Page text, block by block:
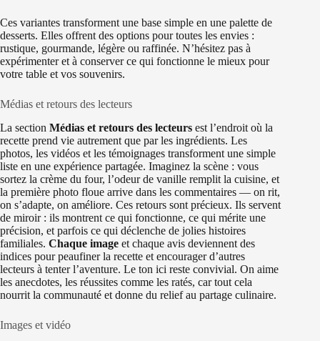
Ces variantes transforment une base simple en une palette de
desserts. Elles offrent des options pour toutes les envies :
rustique, gourmande, légère ou raffinée. N’hésitez pas à
expérimenter et à conserver ce qui fonctionne le mieux pour
votre table et vos souvenirs.
Médias et retours des lecteurs
La section Médias et retours des lecteurs est l’endroit où la
recette prend vie autrement que par les ingrédients. Les
photos, les vidéos et les témoignages transforment une simple
liste en une expérience partagée. Imaginez la scène : vous
sortez la crème du four, l’odeur de vanille remplit la cuisine, et
la première photo floue arrive dans les commentaires — on rit,
on s’adapte, on améliore. Ces retours sont précieux. Ils servent
de miroir : ils montrent ce qui fonctionne, ce qui mérite une
précision, et parfois ce qui déclenche de jolies histoires
familiales. Chaque image et chaque avis deviennent des
indices pour peaufiner la recette et encourager d’autres
lecteurs à tenter l’aventure. Le ton ici reste convivial. On aime
les anecdotes, les réussites comme les ratés, car tout cela
nourrit la communauté et donne du relief au partage culinaire.
Images et vidéo